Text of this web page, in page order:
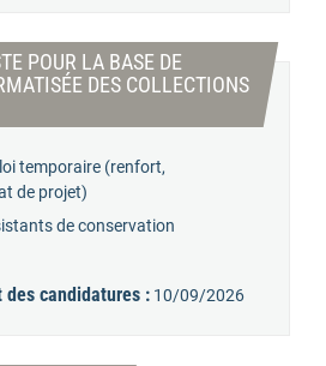
POUR LA BASE DE
DES COLLECTIONS
temporaire (renfort,
de projet)
de conservation
candidatures : 10/09/2026